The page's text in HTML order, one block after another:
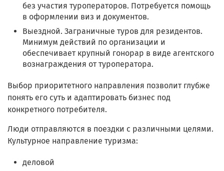
без участия туроператоров. Потребуется помощь
в оформлении виз и документов.
Выездной. Заграничные туров для резидентов.
Минимум действий по организации и
обеспечивает крупный гонорар в виде агентского
вознаграждения от туроператора.
Выбор приоритетного направления позволит глубже
понять его суть и адаптировать бизнес под
конкретного потребителя.
Люди отправляются в поездки с различными целями.
Культурное направление туризма:
деловой